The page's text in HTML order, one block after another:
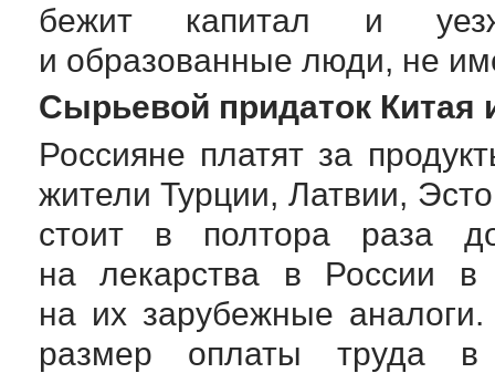
бежит капитал и
и образованные люди, не
Сырьевой придаток Китая
Россияне платят за
жители Турции, Латвии,
стоит в полтора раза
на лекарства в России
на их зарубежные
размер оплаты труда в